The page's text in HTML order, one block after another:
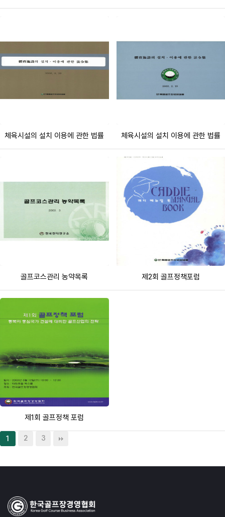
체육시설의 설치 이용에 관한 법률 체육시설의 설치 이용에 관한 법률
골프코스관리 농약목록 제2회 골프정책포럼
제1회 골프정책 포럼
1 2 3